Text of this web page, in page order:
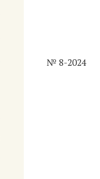
№ 8-2024